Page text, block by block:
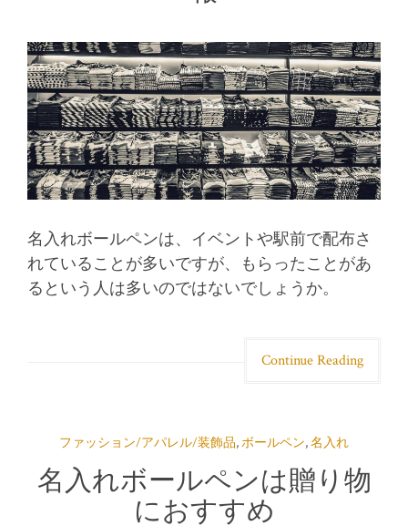
名入れボールペンは、イベントや駅前で配布さ
れていることが多いですが、もらったことがあ
るという人は多いのではないでしょうか。
Continue Reading
ファッション/アパレル/装飾品,ボールペン,名入れ
名入れボールペンは贈り物
におすすめ